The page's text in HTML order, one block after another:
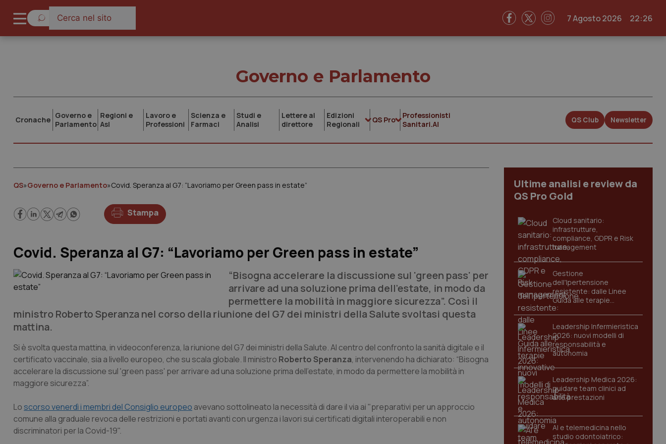
7 Agosto 2026 22:26
Governo e Parlamento
Cronache Governo e
Parlamento
Regioni e
Asl
Lavoro e
Professioni
Scienza e
Farmaci
Studi e
Analisi
Lettere al
direttore
Edizioni
Regionali
QS Pro
Professionisti
Sanitari.AI
QS Club Newsletter
QS»Governo e Parlamento»Covid. Speranza al G7: “Lavoriamo per Green pass in estate”
Stampa
Covid. Speranza al G7: “Lavoriamo per Green pass in estate”
“Bisogna accelerare la discussione sul 'green pass' per
arrivare ad una soluzione prima dell’estate, in modo da
permettere la mobilità in maggiore sicurezza”. Così il
ministro Roberto Speranza nel corso della riunione del G7 dei ministri della Salute svoltasi questa
mattina.
Si è svolta questa mattina, in videoconferenza, la riunione del G7 dei ministri della Salute. Al centro del confronto la sanità digitale e il
certificato vaccinale, sia a livello europeo, che su scala globale. Il ministro Roberto Speranza, intervenendo ha dichiarato: “Bisogna
accelerare la discussione sul 'green pass' per arrivare ad una soluzione prima dell’estate, in modo da permettere la mobilità in
maggiore sicurezza”.
Loscorso venerdì i membri del Consiglio europeo avevano sottolineato la necessità di dare il via ai "preparativi per un approccio
comune alla graduale revoca delle restrizioni e portati avanti con urgenza i lavori sui certificati digitali interoperabili e non
discriminatori per la Covid-19".
Ultime analisi e review da
QS Pro Gold
Cloud sanitario:
infrastrutture,
compliance, GDPR e Risk
management
Gestione
dell'Ipertensione
resistente: dalle Linee
Guida alle terapie
innovative
Leadership Infermieristica
2026: nuovi modelli di
responsabilità e
autonomia
Leadership Medica 2026:
guidare team clinici ad
alte prestazioni
AI e telemedicina nello
studio odontoiatrico: